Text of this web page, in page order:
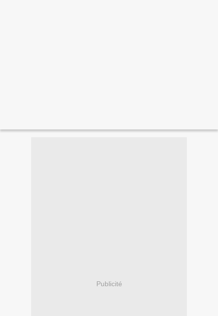
Publicité